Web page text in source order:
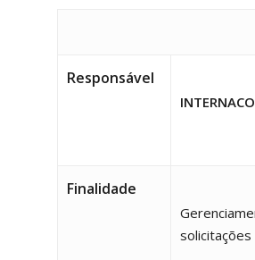
Responsável
Finalidade
solicitações